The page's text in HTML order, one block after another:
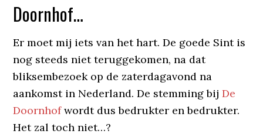
Doornhof…
Er moet mij iets van het hart. De goede Sint is
nog steeds niet teruggekomen, na dat
bliksembezoek op de zaterdagavond na
aankomst in Nederland. De stemming bijDe
Doornhofwordt dus bedrukter en bedrukter.
Het zal toch niet…?